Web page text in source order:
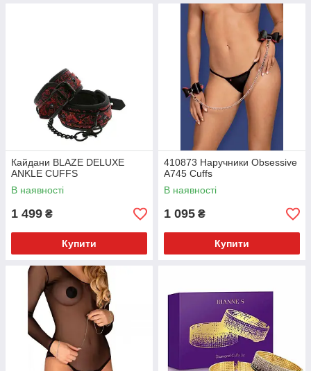
Кайдани BLAZE DELUXE
ANKLE CUFFS
В наявності
1 499 ₴
Купити
410873 Наручники Obsessive
A745 Cuffs
В наявності
1 095 ₴
Купити